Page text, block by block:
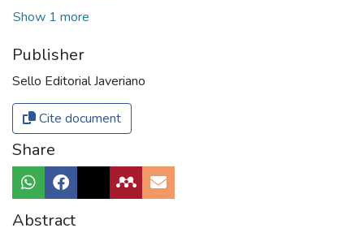
Show 1 more
Publisher
Sello Editorial Javeriano
Cite document
Share
Abstract